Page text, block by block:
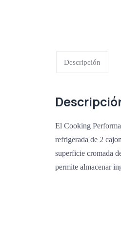
Descripción
El Cooking
refrigerada de 2
superficie cromada
permite almacenar